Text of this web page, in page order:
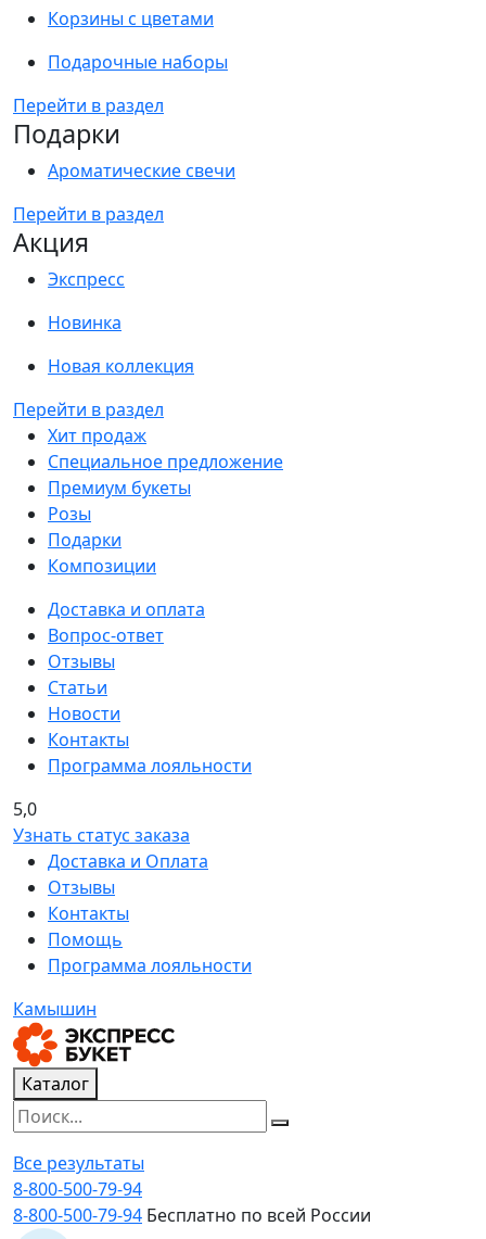
Корзины с цветами
Подарочные наборы
Перейти в раздел
Подарки
Ароматические свечи
Перейти в раздел
Акция
Экспресс
Новинка
Новая коллекция
Перейти в раздел
Хит продаж
Специальное предложение
Премиум букеты
Розы
Подарки
Композиции
Доставка и оплата
Вопрос-ответ
Отзывы
Статьи
Новости
Контакты
Программа лояльности
5,0
Узнать статус заказа
Доставка и Оплата
Отзывы
Контакты
Помощь
Программа лояльности
Камышин
Каталог
Все результаты
8-800-500-79-94
8-800-500-79-94 Бесплатно по всей России